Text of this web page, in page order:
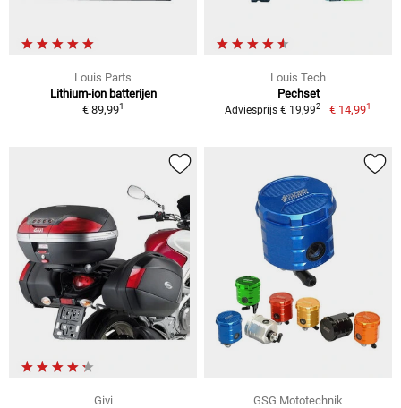
Louis Parts
Lithium-ion batterijen
€ 89,991
Louis Tech
Pechset
Adviesprijs € 19,992 € 14,991
Givi
GSG Mototechnik